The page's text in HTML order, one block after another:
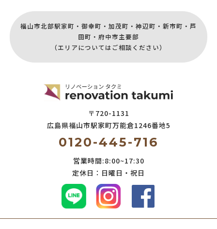
福山市北部駅家町・御幸町・加茂町・神辺町・新市町・芦
田町・府中市主要部
（エリアについてはご相談ください）
〒720-1131
広島県福山市駅家町万能倉1246番地5
0120-445-716
営業時間:8:00~17:30
定休日：日曜日・祝日